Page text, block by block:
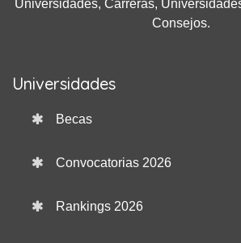
Universidades, Carreras,
Consejos.
Universidades
Becas
Convocatorias 2026
Rankings 2026